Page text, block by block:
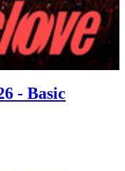
- Basic